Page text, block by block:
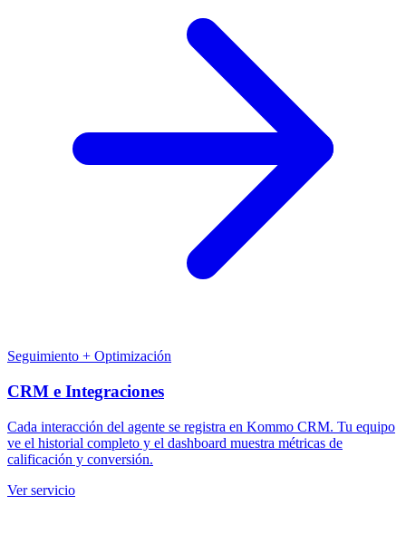
Seguimiento + Optimización
CRM e Integraciones
Cada interacción del agente se registra en Kommo CRM. Tu equipo
ve el historial completo y el dashboard muestra métricas de
calificación y conversión.
Ver servicio